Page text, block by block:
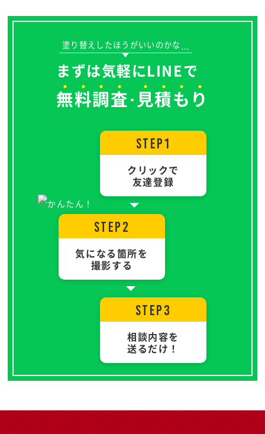
塗り替えしたほうがいいのかな…
まずは気軽にLINEで
無料調査･見積も り
STEP1
クリックで
友達登録
STEP2
気になる箇所を
撮影する
STEP3
相談内容を
送るだけ！